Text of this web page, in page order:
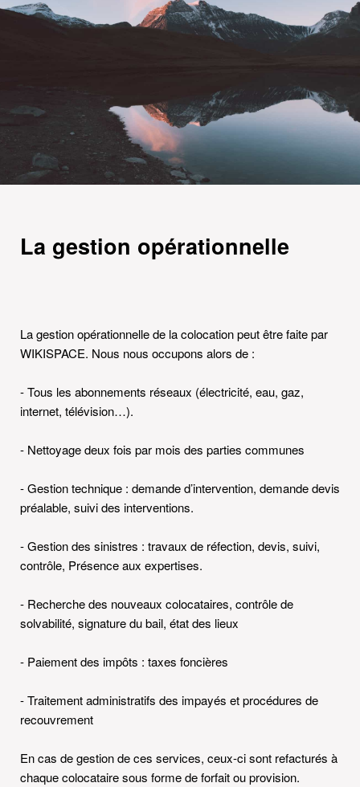
La gestion opérationnelle
La gestion opérationnelle de la colocation peut être faite par
WIKISPACE. Nous nous occupons alors de :
- Tous les abonnements réseaux (électricité, eau, gaz,
internet, télévision…).
- Nettoyage deux fois par mois des parties communes
- Gestion technique : demande d’intervention, demande devis
préalable, suivi des interventions.
- Gestion des sinistres : travaux de réfection, devis, suivi,
contrôle, Présence aux expertises.
- Recherche des nouveaux colocataires, contrôle de
solvabilité, signature du bail, état des lieux
- Paiement des impôts : taxes foncières
- Traitement administratifs des impayés et procédures de
recouvrement
En cas de gestion de ces services, ceux-ci sont refacturés à
chaque colocataire sous forme de forfait ou provision.